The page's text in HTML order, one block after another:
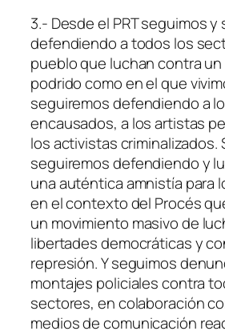
3.- Desde el PRT seguimos
defendiendo a todos los
pueblo que luchan contra
podrido como en el que
seguiremos defendiendo a
encausados, a los artistas
los activistas criminalizados.
seguiremos defendiendo y
una auténtica amnistía para
en el contexto del Procés
un movimiento masivo de
libertades democráticas y
represión. Y seguimos
montajes policiales contra
sectores, en colaboración
medios de comunicación